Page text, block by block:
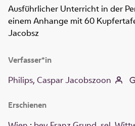
Ausführlicher Unterricht in der
einem Anhange mit 60
Jacobsz
Verfasser*in
Philips, Caspar Jacobszoon
Erschienen